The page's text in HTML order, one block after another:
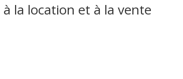
à la location et à la vente